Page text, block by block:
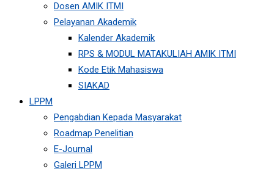
Dosen AMIK ITMI
Pelayanan Akademik
Kalender Akademik
RPS & MODUL MATAKULIAH AMIK ITMI
Kode Etik Mahasiswa
SIAKAD
LPPM
Pengabdian Kepada Masyarakat
Roadmap Penelitian
E-Journal
Galeri LPPM